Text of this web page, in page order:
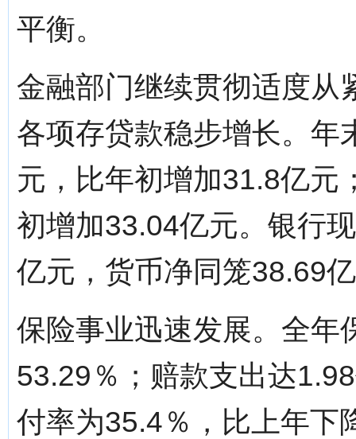
平衡。
金融部门继续贯彻适度从
各项存贷款稳步增长。年
元，比年初增加31.8亿元
初增加33.04亿元。银行
亿元，货币净同笼38.69
保险事业迅速发展。全年
53.29％；赔款支出达
付率为35.4％，比上年下